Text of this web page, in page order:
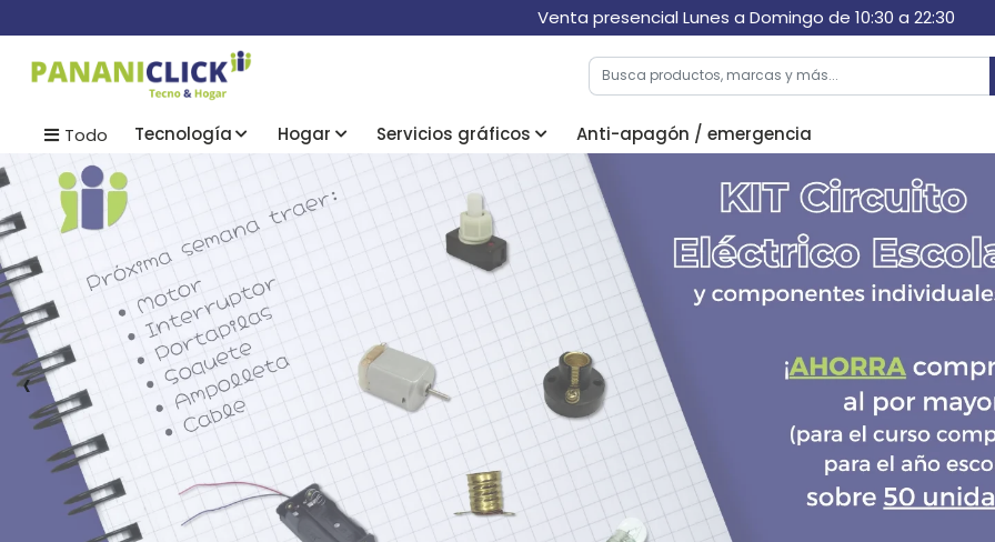
Venta presencial Lunes a Domingo de 10:30 a 22:30
Todo Tecnología Hogar Servicios gráficos Anti-apagón / emergencia
‹